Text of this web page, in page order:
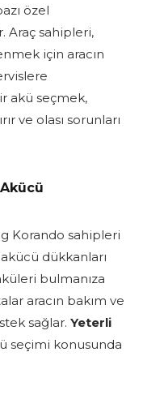
özel
Araç sahipleri,
için aracın
akü seçmek,
ve olası sorunları
Korando sahipleri
dükkanları
bulmanıza
aracın bakım ve
sağlar. Yeterli
seçimi konusunda